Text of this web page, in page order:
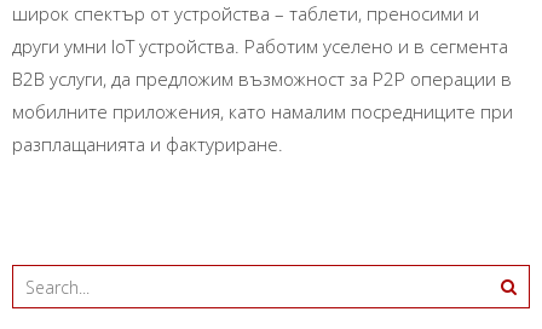
широк спектър от устройства – таблети, преносими и
други умни IoT устройства. Работим уселено и в сегмента
B2B услуги, да предложим възможност за P2P операции в
мобилните приложения, като намалим посредниците при
разплащанията и фактуриране.